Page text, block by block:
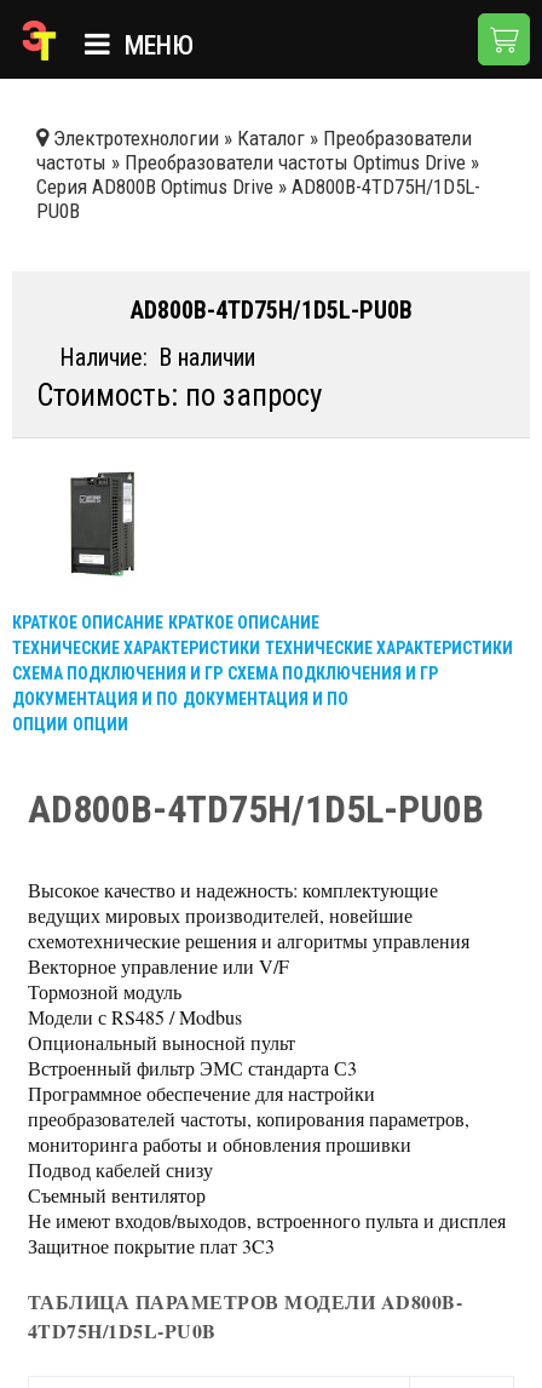
МЕНЮ
КАТАЛОГ
НОВОСТИ
ДОСТАВКА И ОПЛАТА
Электротехнологии » Каталог » Преобразователи
частоты » Преобразователи частоты Optimus Drive »
Серия AD800B Optimus Drive » AD800B-4TD75H/1D5L-
PU0B
AD800B-4TD75H/1D5L-PU0B
Наличие: В наличии
Стоимость: по запросу
КРАТКОЕ ОПИСАНИЕ КРАТКОЕ ОПИСАНИЕ
ТЕХНИЧЕСКИЕ ХАРАКТЕРИСТИКИ ТЕХНИЧЕСКИЕ ХАРАКТЕРИСТИКИ
СХЕМА ПОДКЛЮЧЕНИЯ И ГР СХЕМА ПОДКЛЮЧЕНИЯ И ГР
ДОКУМЕНТАЦИЯ И ПО ДОКУМЕНТАЦИЯ И ПО
ОПЦИИ ОПЦИИ
AD800B-4TD75H/1D5L-PU0B
Высокое качество и надежность: комплектующие
ведущих мировых производителей, новейшие
схемотехнические решения и алгоритмы управления
Векторное управление или V/F
Тормозной модуль
Модели с RS485 / Modbus
Опциональный выносной пульт
Встроенный фильтр ЭМС стандарта С3
Программное обеспечение для настройки
преобразователей частоты, копирования параметров,
мониторинга работы и обновления прошивки
Подвод кабелей снизу
Съемный вентилятор
Не имеют входов/выходов, встроенного пульта и дисплея
Защитное покрытие плат 3C3
ТАБЛИЦА ПАРАМЕТРОВ МОДЕЛИ AD800B-
4TD75H/1D5L-PU0B